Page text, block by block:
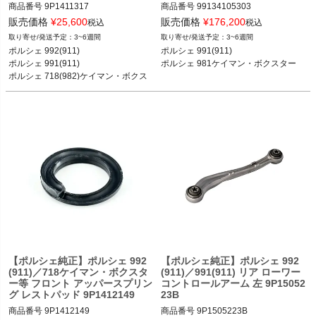
商品番号 9P1411317
ポルシェ 992(911) カレラ／カレラS／
カレラ4S／GT3 18-
ポルシェ 991(911) カレラ／カレラS／
カレラ4／カレラ4S／ターボ／ターボ
ポルシェ 718(982)ボクスター ボクス
ター／ボクスターS／ボクスターGTS
ポルシェ 981ケイマン ケイマン／ケイ
マンS 12-16
ポルシェ 981ボクスター ボクスター／
販売価格 ¥25,600税込
3~6週間
ポルシェ 992(911)
ポルシェ 991(911)
ポルシェ 718(982)ケイマン・ボクス
ター
商品番号 99134105303
ポルシェ 991(911) カレラ／カレラS／
カレラ4／カレラ4S／ターボ／ターボ
S／GT3／GT3 RS 11-18
販売価格 ¥176,200税込
3~6週間
ポルシェ 991(911)
ポルシェ 981ケイマン・ボクスター
【ポルシェ純正】ポルシェ 992
(911)／718ケイマン・ボクスタ
ー等 フロント アッパースプリン
グ レストパッド 9P1412149
商品番号 9P1412149
【ポルシェ純正】ポルシェ 992
(911)／991(911) リア ローワー
コントロールアーム 左 9P15052
23B
商品番号 9P1505223B